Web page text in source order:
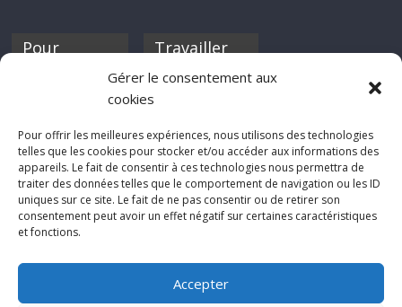
Gérer le consentement aux
cookies
Pour offrir les meilleures expériences, nous utilisons des technologies
telles que les cookies pour stocker et/ou accéder aux informations des
appareils. Le fait de consentir à ces technologies nous permettra de
traiter des données telles que le comportement de navigation ou les ID
uniques sur ce site. Le fait de ne pas consentir ou de retirer son
consentement peut avoir un effet négatif sur certaines caractéristiques
et fonctions.
Accepter
Pour
discothèque
Travailler
Si tu souhaites
Rocknfool, n'hésite
pas à nous envoyer
tes chroniques de
concerts, de films,
séries ou des billets
d'humeur :